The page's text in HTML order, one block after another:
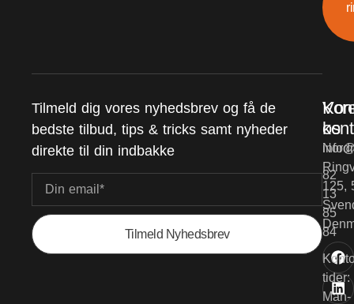
Tilmeld dig vores nyhedsbrev og få de
bedste tilbud, tips & tricks samt nyheder
direkte til din indbakke
Tilmeld Nyhedsbrev
125,
os
82
13
85
84
tider:
Man-